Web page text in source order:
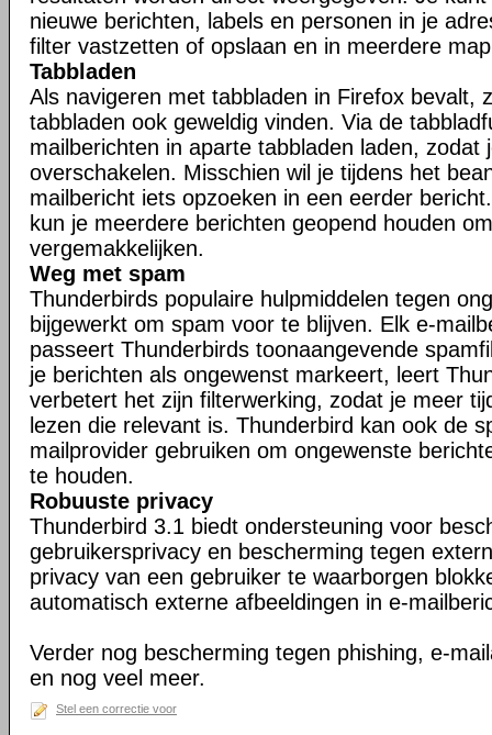
nieuwe berichten, labels en personen in je
filter vastzetten of opslaan en in meerdere
Tabbladen
Als navigeren met tabbladen in Firefox bevalt,
tabbladen ook geweldig vinden. Via de
mailberichten in aparte tabbladen laden, zodat
overschakelen. Misschien wil je tijdens het
mailbericht iets opzoeken in een eerder
kun je meerdere berichten geopend houden
vergemakkelijken.
Weg met spam
Thunderbirds populaire hulpmiddelen tegen
bijgewerkt om spam voor te blijven. Elk e-
passeert Thunderbirds toonaangevende
je berichten als ongewenst markeert, leert
verbetert het zijn filterwerking, zodat je meer
lezen die relevant is. Thunderbird kan ook de
mailprovider gebruiken om ongewenste
te houden.
Robuuste privacy
Thunderbird 3.1 biedt ondersteuning voor
gebruikersprivacy en bescherming tegen
privacy van een gebruiker te waarborgen
automatisch externe afbeeldingen in e-
Verder nog bescherming tegen phishing, e-
en nog veel meer.
Stel een correctie voor